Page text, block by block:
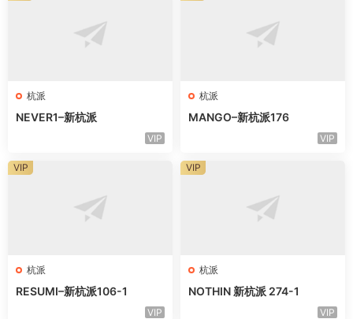
杭派
NEVER1–新杭派
VIP
杭派
MANGO–新杭派176
VIP
杭派
RESUMI–新杭派106-1
VIP
VIP
杭派
NOTHIN 新杭派 274-1
VIP
VIP